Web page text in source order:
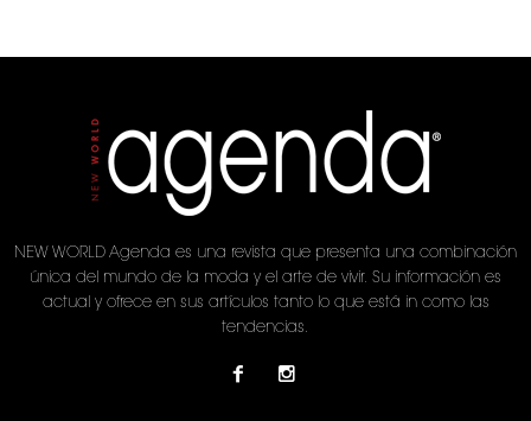
NEW WORLD Agenda es una revista que presenta una combinación
única del mundo de la moda y el arte de vivir. Su información es
actual y ofrece en sus artículos tanto lo que está in como las
tendencias.